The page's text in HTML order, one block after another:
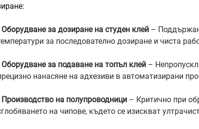
Оборудване за дозиране на студен клей –
за последователно дозиране и чиста
Оборудване за подаване на топъл клей –
нанасяне на адхезиви в автоматизирани
Производство на полупроводници – Критично при
на чипове, където се изискват